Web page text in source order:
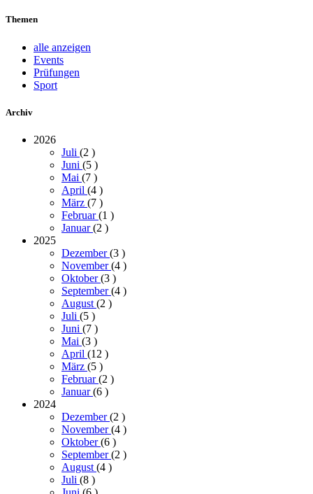
Themen
alle anzeigen
Events
Prüfungen
Sport
Archiv
2026
Juli (2 )
Juni (5 )
Mai (7 )
April (4 )
März (7 )
Februar(1 )
Januar(2 )
2025
Dezember(3 )
November(4 )
Oktober(3 )
September(4 )
August (2 )
Juli (5 )
Juni (7 )
Mai (3 )
April (12 )
März (5 )
Februar(2 )
Januar(6 )
2024
Dezember(2 )
November(4 )
Oktober(6 )
September(2 )
August (4 )
Juli (8 )